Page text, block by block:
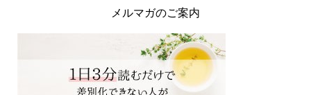
メルマガのご案内